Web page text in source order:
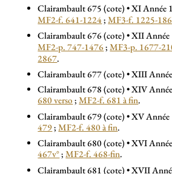
Clairambault 675 (cote) • XI Année
MF2-f. 641-1224;MF3-f. 1225-
Clairambault 676 (cote) • XII
MF2-p. 747-1476;MF3-p. 1677-
2867.
Clairambault 677 (cote) • XIII
Clairambault 678 (cote) • XIV
680 verso ;MF2-f. 681 à fin.
Clairambault 679 (cote) • XV
479;MF2-f. 480 à fin.
Clairambault 680 (cote) • XVI
467v°;MF2-f. 468-fin.
Clairambault 681 (cote) • XVII